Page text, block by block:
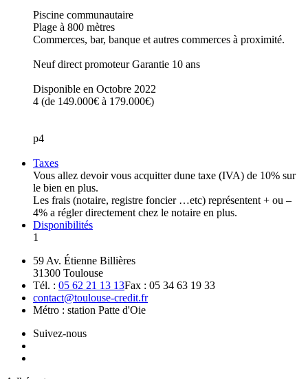
Piscine communautaire
Plage à 800 mètres
Commerces, bar, banque et autres commerces à proximité.
Neuf direct promoteur Garantie 10 ans
Disponible en Octobre 2022
4 (de 149.000€ à 179.000€)
p4
Taxes
Vous allez devoir vous acquitter dune taxe (IVA) de 10% sur
le bien en plus.
Les frais (notaire, registre foncier …etc) représentent + ou –
4% a régler directement chez le notaire en plus.
Disponibilités
1
59 Av. Étienne Billières
31300 Toulouse
Tél. : 05 62 21 13 13Fax : 05 34 63 19 33
contact@toulouse-credit.fr
Métro : station Patte d'Oie
Suivez-nous